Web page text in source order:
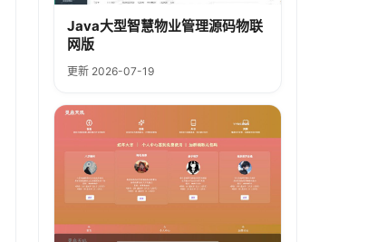
Java大型智慧物业管理源码物联
网版
更新 2026-07-19